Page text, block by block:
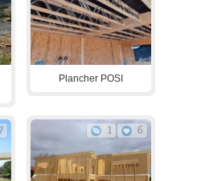
Plancher POSI
1 6